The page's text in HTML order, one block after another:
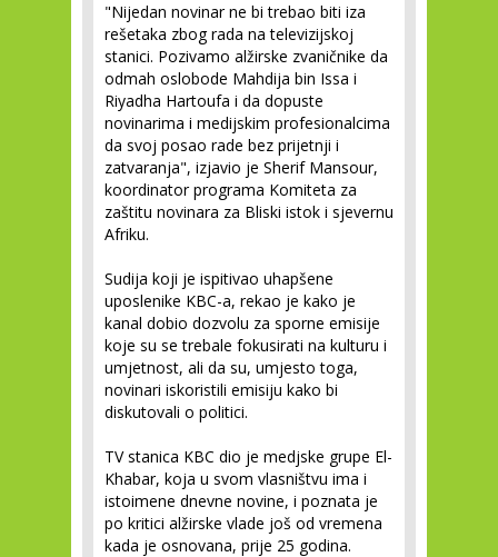
"Nijedan novinar ne bi trebao biti iza
rešetaka zbog rada na televizijskoj
stanici. Pozivamo alžirske zvaničnike da
odmah oslobode Mahdija bin Issa i
Riyadha Hartoufa i da dopuste
novinarima i medijskim profesionalcima
da svoj posao rade bez prijetnji i
zatvaranja", izjavio je Sherif Mansour,
koordinator programa Komiteta za
zaštitu novinara za Bliski istok i sjevernu
Afriku.
Sudija koji je ispitivao uhapšene
uposlenike KBC-a, rekao je kako je
kanal dobio dozvolu za sporne emisije
koje su se trebale fokusirati na kulturu i
umjetnost, ali da su, umjesto toga,
novinari iskoristili emisiju kako bi
diskutovali o politici.
TV stanica KBC dio je medjske grupe El-
Khabar, koja u svom vlasništvu ima i
istoimene dnevne novine, i poznata je
po kritici alžirske vlade još od vremena
kada je osnovana, prije 25 godina.